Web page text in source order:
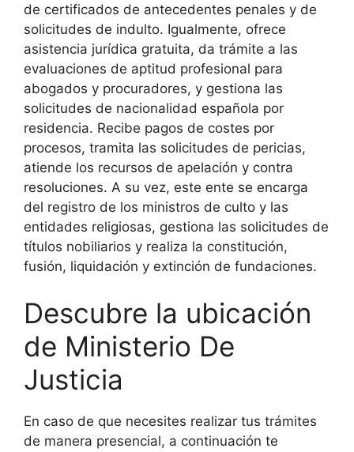
de certificados de antecedentes penales y de
solicitudes de indulto. Igualmente, ofrece
asistencia jurídica gratuita, da trámite a las
evaluaciones de aptitud profesional para
abogados y procuradores, y gestiona las
solicitudes de nacionalidad española por
residencia. Recibe pagos de costes por
procesos, tramita las solicitudes de pericias,
atiende los recursos de apelación y contra
resoluciones. A su vez, este ente se encarga
del registro de los ministros de culto y las
entidades religiosas, gestiona las solicitudes de
títulos nobiliarios y realiza la constitución,
fusión, liquidación y extinción de fundaciones.
Descubre la ubicación
de Ministerio De
Justicia
En caso de que necesites realizar tus trámites
de manera presencial, a continuación te